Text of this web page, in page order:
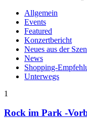
Allgemein
Events
Featured
Konzertbericht
Neues aus der
News
Shopping-
Unterwegs
1
Rock im Park -